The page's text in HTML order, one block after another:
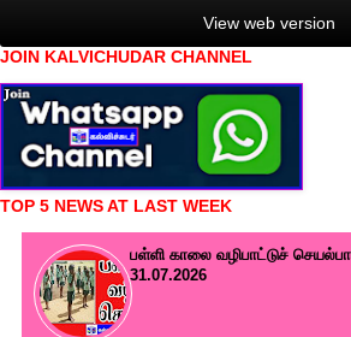
View web version
JOIN KALVICHUDAR CHANNEL
TOP 5 NEWS AT LAST WEEK
பள்ளி காலை வழிபாட்டுச்
31.07.2026